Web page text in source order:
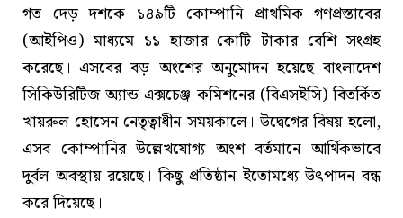
গত দেড় দশকে ১৪৯টি কোম্পানি প্রাথমিক গণপ্রস্তাবের
(আইপিও) মাধ্যমে ১১ হাজার কোটি টাকার বেশি সংগ্রহ
করেছে। এসবের বড় অংশের অনুমোদন হয়েছে বাংলাদেশ
সিকিউরিটিজ অ্যান্ড এক্সচেঞ্জ কমিশনের (বিএসইসি) বিতর্কিত
খায়রুল হোসেন নেতৃত্বাধীন সময়কালে। উদ্বেগের বিষয় হলো,
এসব কোম্পানির উল্লেখযোগ্য অংশ বর্তমানে আর্থিকভাবে
দুর্বল অবস্থায় রয়েছে। কিছু প্রতিষ্ঠান ইতোমধ্যে উৎপাদন বন্ধ
করে দিয়েছে।